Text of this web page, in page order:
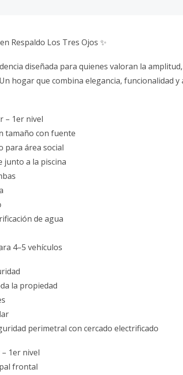
Respaldo Los Tres Ojos ✨
diseñada para quienes valoran la
hogar que combina elegancia, funcionalidad
– 1er nivel
tamaño con fuente
para área social
junto a la piscina
de agua
4–5 vehículos
la propiedad
perimetral con cercado electrificado
1er nivel
frontal